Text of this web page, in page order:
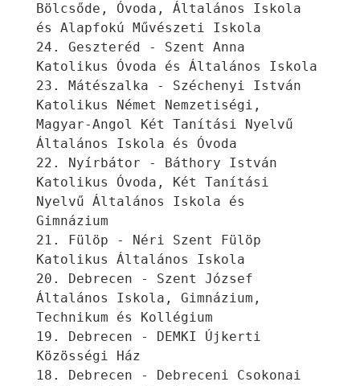
Bölcsőde, Óvoda, Általános Iskola
és Alapfokú Művészeti Iskola
24. Geszteréd - Szent Anna
Katolikus Óvoda és Általános Iskola
23. Mátészalka - Széchenyi István
Katolikus Német Nemzetiségi,
Magyar-Angol Két Tanítási Nyelvű
Általános Iskola és Óvoda
22. Nyírbátor - Báthory István
Katolikus Óvoda, Két Tanítási
Nyelvű Általános Iskola és
Gimnázium
21. Fülöp - Néri Szent Fülöp
Katolikus Általános Iskola
20. Debrecen - Szent József
Általános Iskola, Gimnázium,
Technikum és Kollégium
19. Debrecen - DEMKI Újkerti
Közösségi Ház
18. Debrecen - Debreceni Csokonai